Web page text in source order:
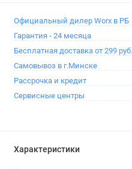
Официальный дилер Worx в РБ
Гарантия - 24 месяца
Бесплатная доставка от 299 руб.
Самовывоз в г.Минске
Рассрочка и кредит
Сервисные центры
Характеристики